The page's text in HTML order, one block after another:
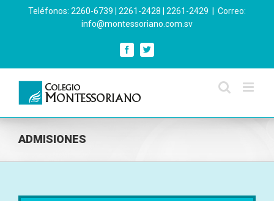
Teléfonos: 2260-6739 | 2261-2428 | 2261-2429
Correo:
info@montessoriano.com.sv
FacebookTwitter
ADMISIONES